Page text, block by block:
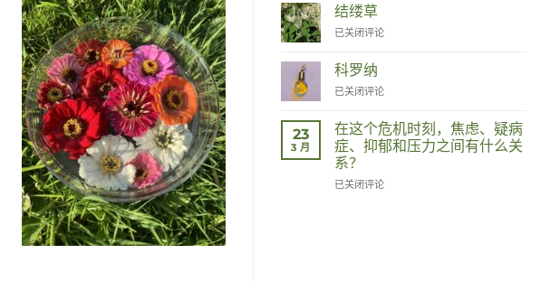
结缕草
Duizendknoop
已关闭评论
科罗纳
Corona
已关闭评论
23
3 月
在这个危机时刻，焦虑、疑病
症、抑郁和压力之间有什么关
系？
Wat
已关闭评论